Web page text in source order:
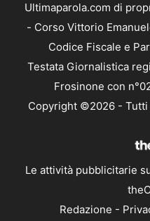
Ultimaparola.com di
- Corso Vittorio
Codice Fiscale e
Testata Giornalistica
Frosinone con
Copyright ©2026 -
Le attività pubblicitarie
Redazione -